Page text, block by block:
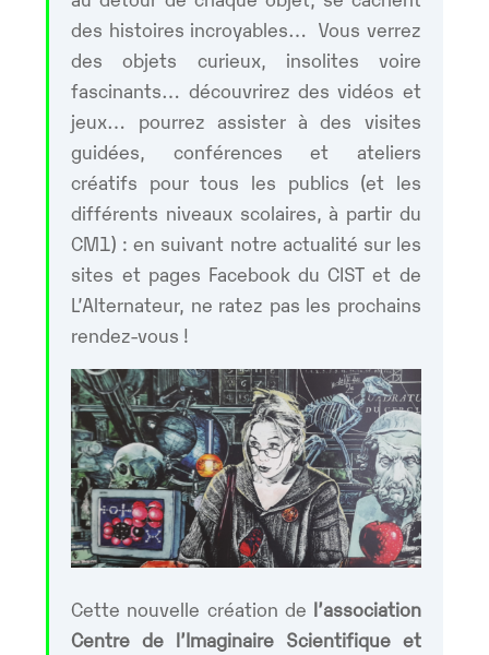
des histoires incroyables… Vous verrez
des objets curieux, insolites voire
fascinants… découvrirez des vidéos et
jeux… pourrez assister à des visites
guidées, conférences et ateliers
créatifs pour tous les publics (et les
différents niveaux scolaires, à partir du
CM1) : en suivant notre actualité sur les
sites et pages Facebook du CIST et de
L’Alternateur, ne ratez pas les prochains
rendez-vous !
Cette nouvelle création de l’association
Centre de l’Imaginaire Scientifique et